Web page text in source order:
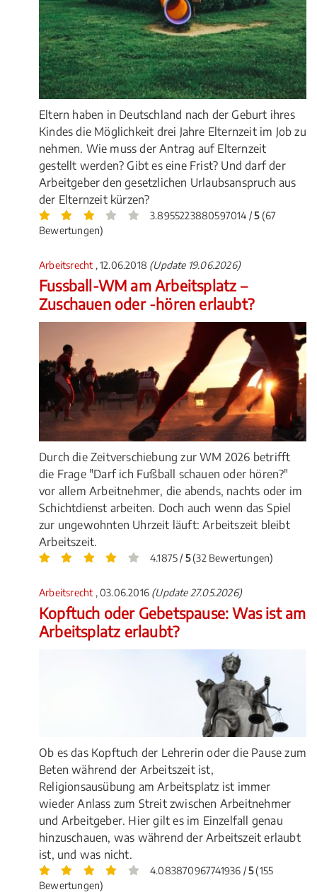
Eltern haben in Deutschland nach der Geburt ihres
Kindes die Möglichkeit drei Jahre Elternzeit im Job zu
nehmen. Wie muss der Antrag auf Elternzeit
gestellt werden? Gibt es eine Frist? Und darf der
Arbeitgeber den gesetzlichen Urlaubsanspruch aus
der Elternzeit kürzen?
3.8955223880597014 /5(67
Bewertungen)
Arbeitsrecht , 12.06.2018 (Update 19.06.2026)
Fussball-WM am Arbeitsplatz –
Zuschauen oder -hören erlaubt?
Durch die Zeitverschiebung zur WM 2026 betrifft
die Frage "Darf ich Fußball schauen oder hören?"
vor allem Arbeitnehmer, die abends, nachts oder im
Schichtdienst arbeiten. Doch auch wenn das Spiel
zur ungewohnten Uhrzeit läuft: Arbeitszeit bleibt
Arbeitszeit.
4.1875 / 5(32 Bewertungen)
Arbeitsrecht , 03.06.2016 (Update 27.05.2026)
Kopftuch oder Gebetspause: Was ist am
Arbeitsplatz erlaubt?
Ob es das Kopftuch der Lehrerin oder die Pause zum
Beten während der Arbeitszeit ist,
Religionsausübung am Arbeitsplatz ist immer
wieder Anlass zum Streit zwischen Arbeitnehmer
und Arbeitgeber. Hier gilt es im Einzelfall genau
hinzuschauen, was während der Arbeitszeit erlaubt
ist, und was nicht.
4.083870967741936 /5(155
Bewertungen)